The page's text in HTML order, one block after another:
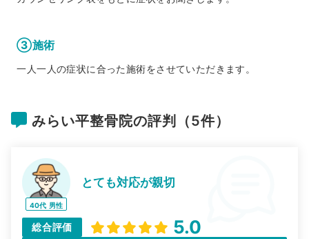
③施術
一人一人の症状に合った施術をさせていただきます。
みらい平整骨院の評判（5件）
40代 男性
とても対応が親切
総合評価 5.0